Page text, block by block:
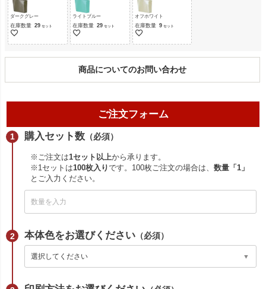
ダークグレー
在庫数量 29
ライトブルー
在庫数量 29
オフホワイト
在庫数量 9
商品についてのお問い合わせ
ご注文フォーム
購入セット数 （必須）
※ご注文は1セット以上から承ります。
※1セットは100枚入りです。100枚ご注文の場合は、数量「1」
とご入力ください。
本体色をお選びください （必須）